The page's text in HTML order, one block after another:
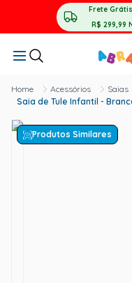
Frete Grátis
R$ 299,99
Acessórios
Saias
Saia de Tule Infantil -
Produtos Similares